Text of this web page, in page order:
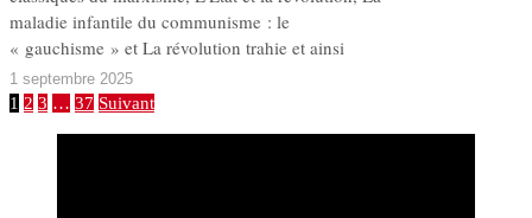
maladie infantile du communisme : le
« gauchisme » et La révolution trahie et ainsi
1 septembre 2025
1 2 3 … 37 Suivant